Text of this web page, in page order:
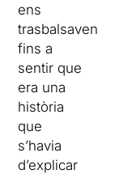
ens
trasbalsaven
fins a
sentir que
era una
història
que
s’havia
d’explicar